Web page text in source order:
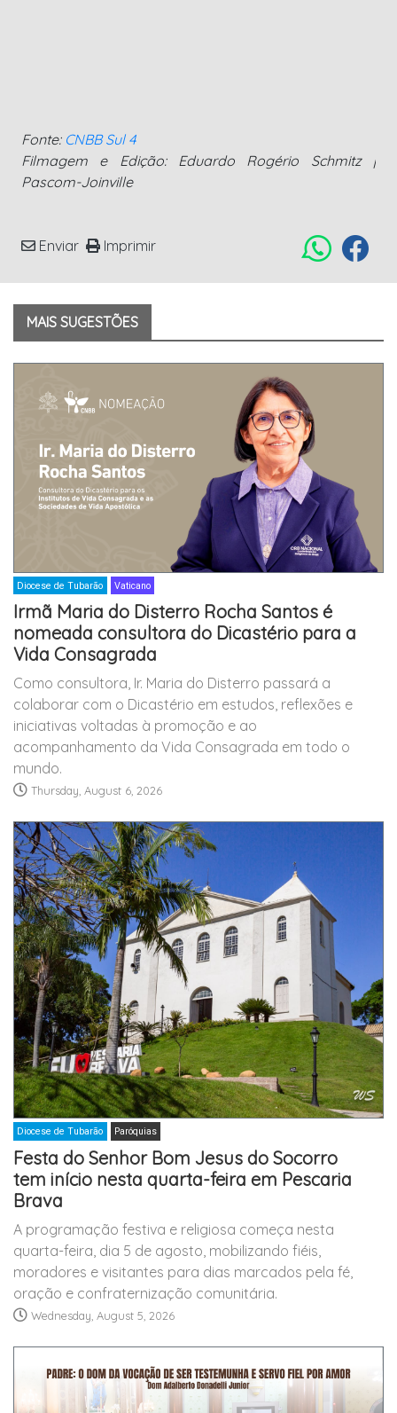
Fonte: CNBB Sul 4
Filmagem e Edição: Eduardo Rogério Schmitz |
Pascom-Joinville
Enviar Imprimir
MAIS SUGESTÕES
Diocese de Tubarão Vaticano
Irmã Maria do Disterro Rocha Santos é
nomeada consultora do Dicastério para a
Vida Consagrada
Como consultora, Ir. Maria do Disterro passará a
colaborar com o Dicastério em estudos, reflexões e
iniciativas voltadas à promoção e ao
acompanhamento da Vida Consagrada em todo o
mundo.
Thursday, August 6, 2026
Diocese de Tubarão Paróquias
Festa do Senhor Bom Jesus do Socorro
tem início nesta quarta-feira em Pescaria
Brava
A programação festiva e religiosa começa nesta
quarta-feira, dia 5 de agosto, mobilizando fiéis,
moradores e visitantes para dias marcados pela fé,
oração e confraternização comunitária.
Wednesday, August 5, 2026